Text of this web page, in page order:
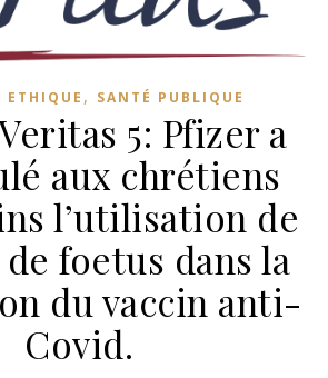
ETHIQUE , SANTÉ PUBLIQUE
5: Pfizer a
aux chrétiens
l’utilisation de
foetus dans la
du vaccin anti-
Covid.